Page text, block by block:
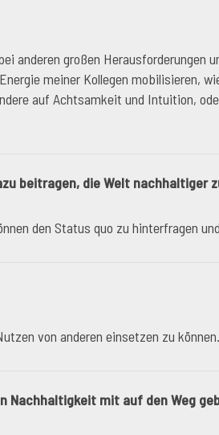
anderen großen Herausforderungen
meiner Kollegen mobilisieren,
auf Achtsamkeit und Intuition,
beitragen, die Welt nachhaltiger
den Status quo zu hinterfragen
von anderen einsetzen zu
Nachhaltigkeit mit auf den Weg